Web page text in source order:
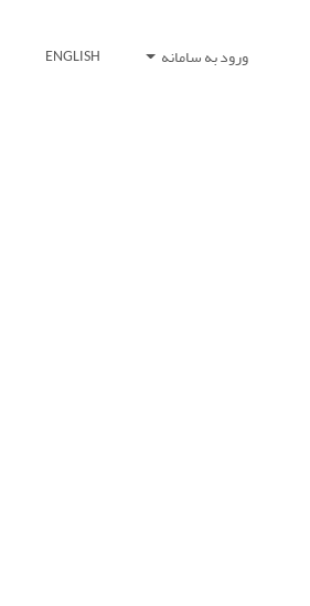
ورود به سامانه ENGLISH